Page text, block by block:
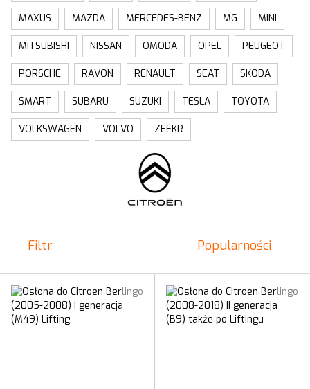
MAXUS MAZDA MERCEDES-BENZ MG MINI
MITSUBISHI NISSAN OMODA OPEL PEUGEOT
PORSCHE RAVON RENAULT SEAT SKODA
SMART SUBARU SUZUKI TESLA TOYOTA
VOLKSWAGEN VOLVO ZEEKR
Filtr Popularności